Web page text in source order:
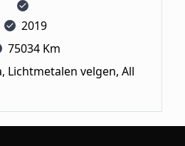
2019
75034 Km
Lichtmetalen velgen, All